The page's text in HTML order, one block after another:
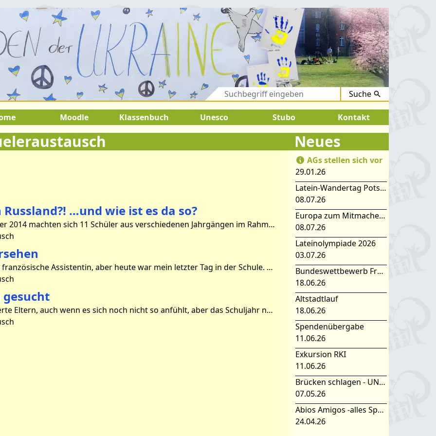
Suche
2026: SOMMERFERIEN ! 9.Juli 2026 bis 22.August 2026: SOMMERFERIEN !
Moodle Klassenbuch Unesco Stubo Kontakt
…und wie ist es da so?
Diesen September 2014 machten sich 11 Schüler aus verschiedenen Jahrgängen im Rahmen des Schüleraustausches mit Frau Selke und Frau Tietz auf den Weg zu unserer Partnerschule,
Hallo, Ich bin die französische Assistentin, aber heute war mein letzter Tag in der Schule. Also schreibe ich ein kleines Wort um Auf Wiedersehen zu sagen. Es war ein sehr interessante
Liebe Schüler, werte Eltern, auch wenn es sich noch nicht so anfühlt, aber das Schuljahr neigt sich dem Ende! Damit kommen unsere ausländischen Gäste wieder. Wie in jedem
Neues
AGs stellen sich vor
29.01.26
Latein-Wandertag Potsdam
08.07.26
Europa zum Mitmachen – SIMEP 2026 in Stubice
08.07.26
Lateinolympiade 2026
03.07.26
Bundeswettbewerb Fremdsprachen
18.06.26
Altstadtlauf
18.06.26
Spendenübergabe
11.06.26
Exkursion RKI
11.06.26
Brücken schlagen - UNESCO Projekttag 2026
07.05.26
Abios Amigos -alles Spanisch oder was
24.04.26